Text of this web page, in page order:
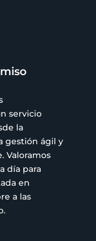
servicio
la
gestión ágil y
Valoramos
día para
en
a las